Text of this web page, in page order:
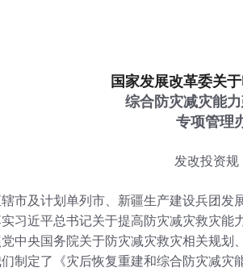
国家发展改革委关
综合防灾减灾能
专项管理
发改投资规
市及计划单列市、新疆生产建设兵团发
近平总书记关于提高防灾减灾救灾能
中央国务院关于防灾减灾救灾相关规
制定了《灾后恢复重建和综合防灾减